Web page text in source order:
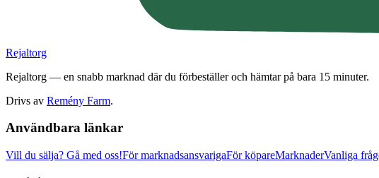
Rejaltorg
Rejaltorg — en snabb marknad där du förbeställer och hämtar på bara 15 minuter.
Drivs av Remény Farm.
Användbara länkar
Vill du sälja? Gå med oss!För marknadsansvarigaFör köpareMarknaderVanliga